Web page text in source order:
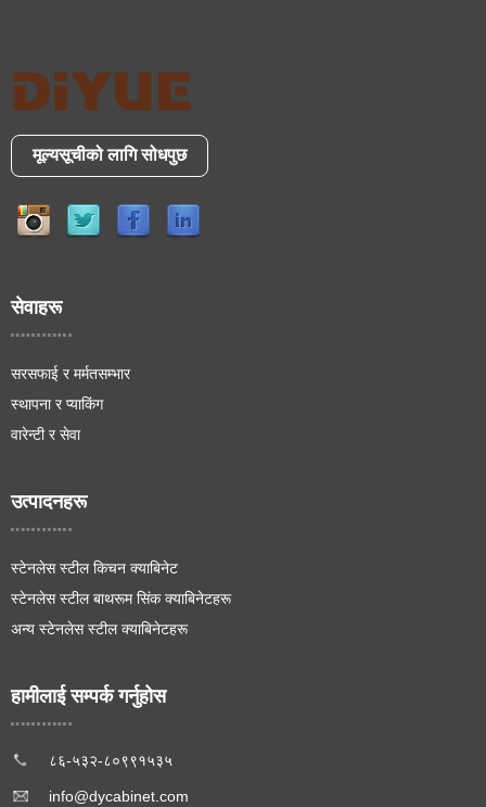
मूल्यसूचीको लागि सोधपुछ
सेवाहरू
सरसफाई र मर्मतसम्भार
स्थापना र प्याकिंग
वारेन्टी र सेवा
उत्पादनहरू
स्टेनलेस स्टील किचन क्याबिनेट
स्टेनलेस स्टील बाथरूम सिंक क्याबिनेटहरू
अन्य स्टेनलेस स्टील क्याबिनेटहरू
हामीलाई सम्पर्क गर्नुहोस
८६-५३२-८०९९१५३५
info@dycabinet.com